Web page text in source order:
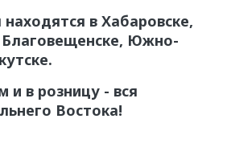
в Хабаровске,
Благовещенске, Южно-
и в розницу - вся
Востока!